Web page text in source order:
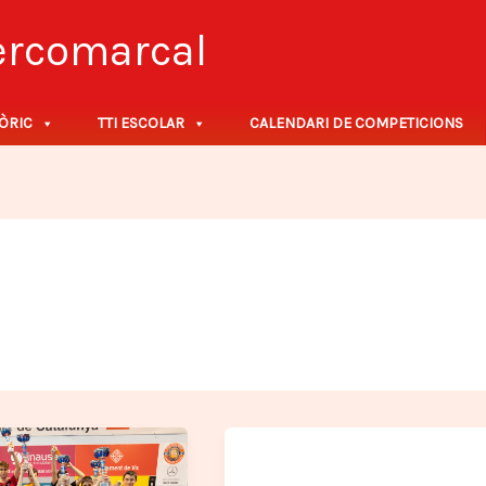
TTI ESCOLAR CALENDARI DE COMPETICIONS